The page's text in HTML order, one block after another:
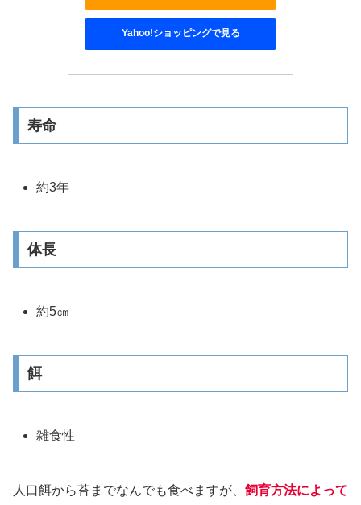
Yahoo!ショッピングで見る
寿命
約3年
体長
約5㎝
餌
雑食性
人口餌から苔までなんでも食べますが、 飼育方法によって